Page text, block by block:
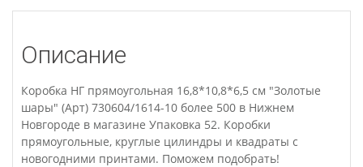
Описание
Коробка НГ прямоугольная 16,8*10,8*6,5 см "Золотые
шары" (Арт) 730604/1614-10 более 500 в Нижнем
Новгороде в магазине Упаковка 52. Коробки
прямоугольные, круглые цилиндры и квадраты с
новогодними принтами. Поможем подобрать!